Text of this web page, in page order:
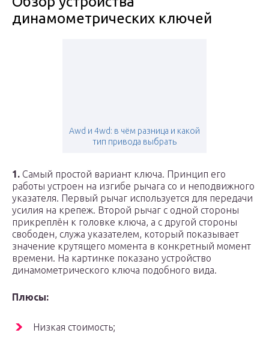
динамометрических ключей
Awd и 4wd: в чём разница и какой
тип привода выбрать
1. Самый простой вариант ключа. Принцип его
работы устроен на изгибе рычага со и неподвижного
указателя. Первый рычаг используется для передачи
усилия на крепеж. Второй рычаг с одной стороны
прикреплён к головке ключа, а с другой стороны
свободен, служа указателем, который показывает
значение крутящего момента в конкретный момент
времени. На картинке показано устройство
динамометрического ключа подобного вида.
Плюсы:
Низкая стоимость;